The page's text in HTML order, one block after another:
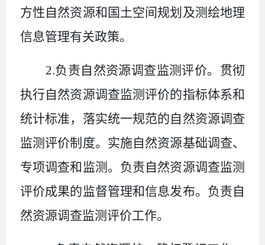
方性自然资源和国土空间规划及测绘地理
信息管理有关政策。
2.负责自然资源调查监测评价。贯彻
执行自然资源调查监测评价的指标体系和
统计标准，落实统一规范的自然资源调查
监测评价制度。实施自然资源基础调查、
专项调查和监测。负责自然资源调查监测
评价成果的监督管理和信息发布。负责自
然资源调查监测评价工作。